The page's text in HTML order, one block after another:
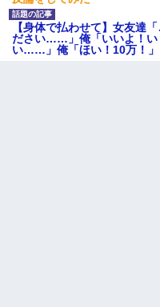
【身体で払わせて】女友達
ださい……」俺「いいよ！い
い……」俺「ほい！10万！